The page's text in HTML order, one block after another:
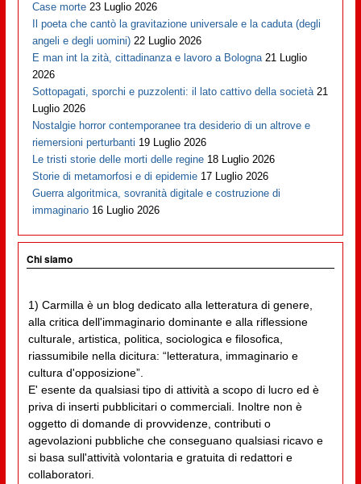
Case morte 23 Luglio 2026
Il poeta che cantò la gravitazione universale e la caduta (degli
angeli e degli uomini) 22 Luglio 2026
E man int la zità, cittadinanza e lavoro a Bologna 21 Luglio
2026
Sottopagati, sporchi e puzzolenti: il lato cattivo della società 21
Luglio 2026
Nostalgie horror contemporanee tra desiderio di un altrove e
riemersioni perturbanti 19 Luglio 2026
Le tristi storie delle morti delle regine 18 Luglio 2026
Storie di metamorfosi e di epidemie 17 Luglio 2026
Guerra algoritmica, sovranità digitale e costruzione di
immaginario 16 Luglio 2026
Chi siamo
1) Carmilla è un blog dedicato alla letteratura di genere,
alla critica dell'immaginario dominante e alla riflessione
culturale, artistica, politica, sociologica e filosofica,
riassumibile nella dicitura: “letteratura, immaginario e
cultura d'opposizione”.
E' esente da qualsiasi tipo di attività a scopo di lucro ed è
priva di inserti pubblicitari o commerciali. Inoltre non è
oggetto di domande di provvidenze, contributi o
agevolazioni pubbliche che conseguano qualsiasi ricavo e
si basa sull'attività volontaria e gratuita di redattori e
collaboratori.